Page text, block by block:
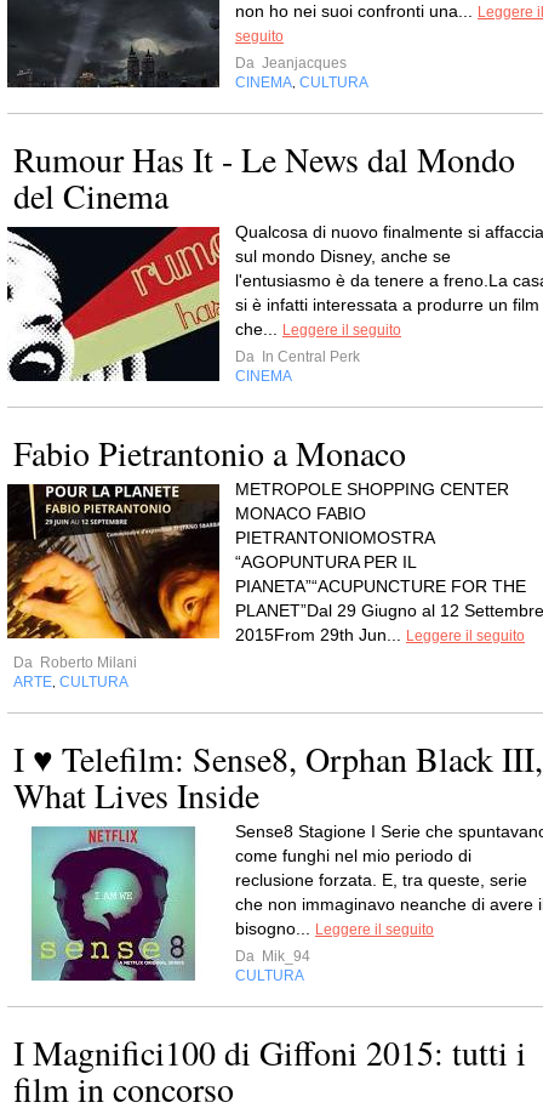
non ho nei suoi confronti una...
Leggere il
seguito
Da Jeanjacques
CINEMA CULTURA
Rumour Has It - Le News dal Mondo
del Cinema
Qualcosa di nuovo finalmente si affaccia
sul mondo Disney, anche se
l'entusiasmo è da tenere a freno.La
si è infatti interessata a produrre un film
che...
Leggere il seguito
Da
In Central Perk
CINEMA
Fabio Pietrantonio a Monaco
METROPOLE SHOPPING CENTER
MONACO FABIO
PIETRANTONIOMOSTRA
“AGOPUNTURA PER IL
PIANETA”“ACUPUNCTURE FOR THE
PLANET”Dal 29 Giugno al 12 Settembre
2015From 29th Jun...
Leggere il seguito
Da Roberto Milani
ARTE CULTURA
I ♥ Telefilm: Sense8, Orphan Black III,
What Lives Inside
Sense8 Stagione I Serie che
come funghi nel mio periodo di
reclusione forzata. E, tra queste, serie
che non immaginavo neanche di avere
bisogno...
Leggere il seguito
Da Mik_94
CULTURA
I Magnifici100 di Giffoni 2015: tutti i
film in concorso